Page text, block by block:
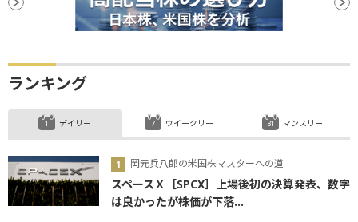
ランキング
デイリー
岡元兵八郎の米国株マスターへの道
スペースＸ［SPCX］上場後初の決算発表、数字
は良かったが株価が下落...
ウイークリー マンスリー